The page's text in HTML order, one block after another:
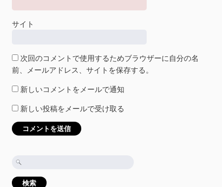
サイト
次回のコメントで使用するためブラウザーに自分の名
前、メールアドレス、サイトを保存する。
新しいコメントをメールで通知
新しい投稿をメールで受け取る
検